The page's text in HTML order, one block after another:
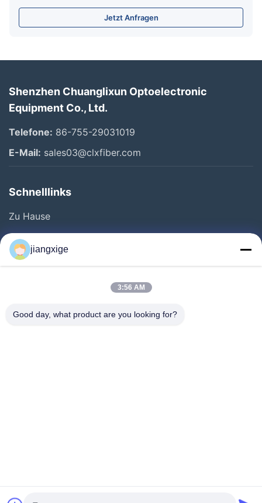
Jetzt Anfragen
Shenzhen Chuanglixun Optoelectronic
Equipment Co., Ltd.
Telefone: 86-755-29031019
E-Mail: sales03@clxfiber.com
Schnelllinks
Zu Hause
Produkte
Über Uns
Kontakt Mit Uns
©2021- Shenzhen Chuanglixun Optoelectronic Equipment Co., Ltd.. Alle
jiangxige
3:56 AM
Good day, what product are you looking for?